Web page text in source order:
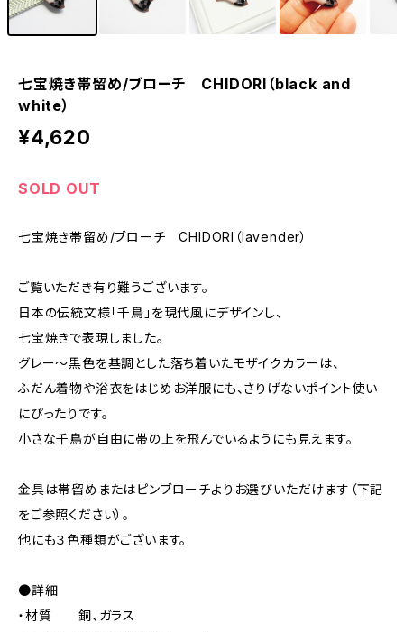
七宝焼き帯留め/ブローチ CHIDORI（black and
white）
¥4,620
SOLD OUT
七宝焼き帯留め/ブローチ CHIDORI（lavender）
ご覧いただき有り難うございます。
日本の伝統文様「千鳥」を現代風にデザインし、
七宝焼きで表現しました。
グレー～黒色を基調とした落ち着いたモザイクカラーは、
ふだん着物や浴衣をはじめお洋服にも、さりげないポイント使い
にぴったりです。
小さな千鳥が自由に帯の上を飛んでいるようにも見えます。
金具は帯留めまたはピンブローチよりお選びいただけます（下記
をご参照ください）。
他にも３色種類がございます。
●詳細
・材質 銅、ガラス